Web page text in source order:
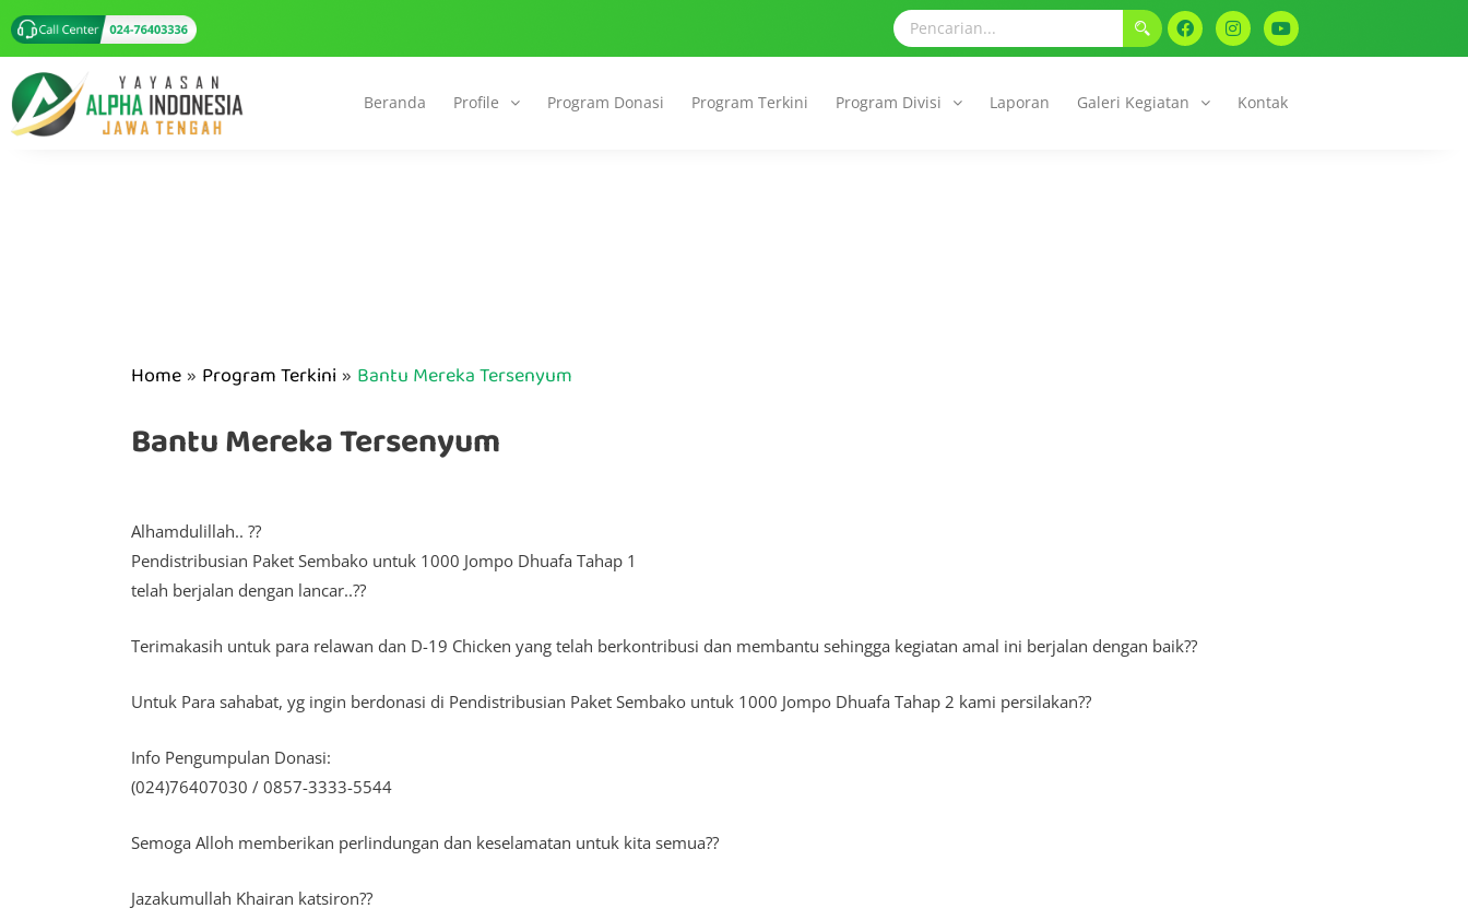
Beranda Profile Program Donasi Program Terkini Program Divisi Laporan Galeri Kegiatan Kontak
Home Program Terkini Bantu Mereka Tersenyum
Bantu Mereka Tersenyum
Alhamdulillah.. ??
Pendistribusian Paket Sembako untuk 1000 Jompo Dhuafa Tahap 1
telah berjalan dengan lancar..??
Terimakasih untuk para relawan dan D-19 Chicken yang telah berkontribusi dan membantu sehingga kegiatan amal ini berjalan dengan baik??
Untuk Para sahabat, yg ingin berdonasi di Pendistribusian Paket Sembako untuk 1000 Jompo Dhuafa Tahap 2 kami persilakan??
Info Pengumpulan Donasi:
(024)76407030 / 0857-3333-5544
Semoga Alloh memberikan perlindungan dan keselamatan untuk kita semua??
Jazakumullah Khairan katsiron??